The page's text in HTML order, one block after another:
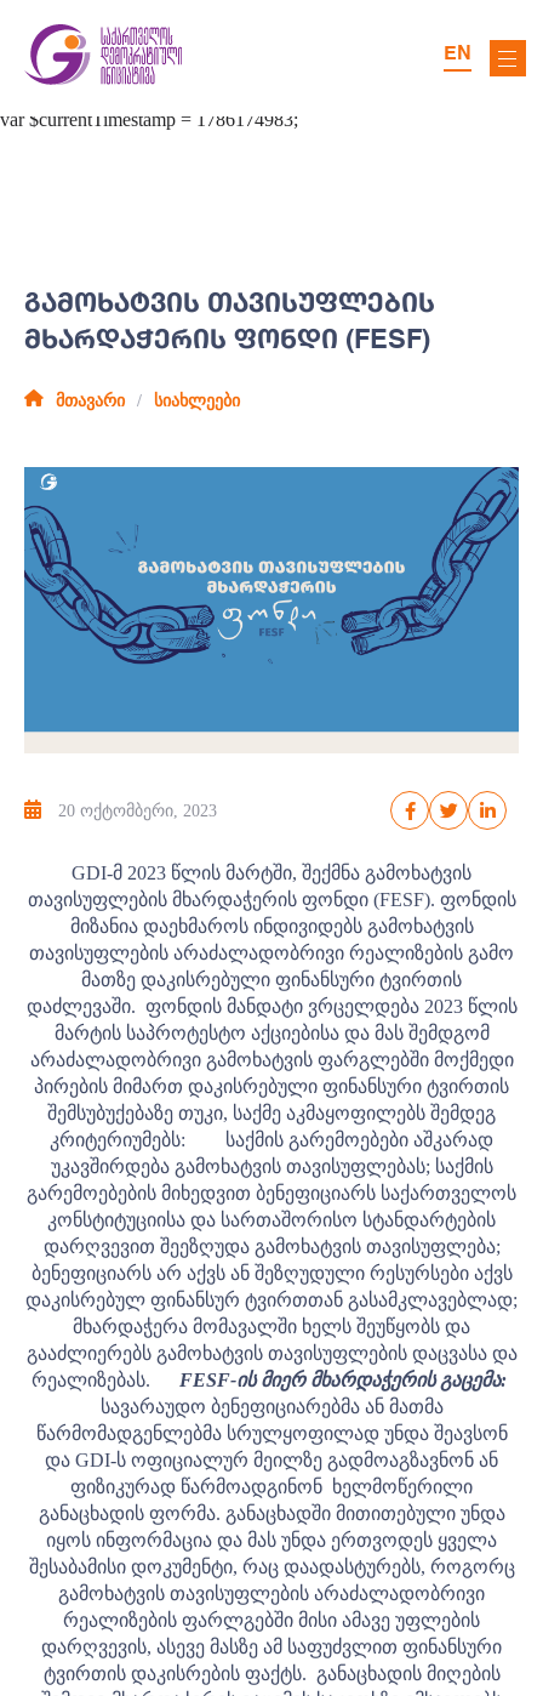
EN
ᲒᲐᲛᲝᲮᲐᲢᲕᲘᲡ ᲗᲐᲕᲘᲡᲣᲤᲚᲔᲑᲘᲡ
ᲛᲮᲐᲠᲓᲐᲭᲔᲠᲘᲡ ᲤᲝᲜᲓᲘ (FESF)
მთავარი სიახლეები
20 ოქტომბერი, 2023
GDI-მ 2023 წლის მარტში, შექმნა გამოხატვის
თავისუფლების მხარდაჭერის ფონდი (FESF). ფონდის
მიზანია დაეხმაროს ინდივიდებს გამოხატვის
თავისუფლების არაძალადობრივი რეალიზების გამო
მათზე დაკისრებული ფინანსური ტვირთის
დაძლევაში. ფონდის მანდატი ვრცელდება 2023 წლის
მარტის საპროტესტო აქციებისა და მას შემდგომ
არაძალადობრივი გამოხატვის ფარგლებში მოქმედი
პირების მიმართ დაკისრებული ფინანსური ტვირთის
შემსუბუქებაზე თუკი, საქმე აკმაყოფილებს შემდეგ
კრიტერიუმებს:
საქმის გარემოებები აშკარად
უკავშირდება გამოხატვის თავისუფლებას; საქმის
გარემოებების მიხედვით ბენეფიციარს საქართველოს
კონსტიტუციისა და სართაშორისო სტანდარტების
დარღვევით შეეზღუდა გამოხატვის თავისუფლება;
ბენეფიციარს არ აქვს ან შეზღუდული რესურსები აქვს
დაკისრებულ ფინანსურ ტვირთთან გასამკლავებლად;
მხარდაჭერა მომავალში ხელს შეუწყობს და
გააძლიერებს გამოხატვის თავისუფლების დაცვასა და
რეალიზებას.
FESF-ის მიერ მხარდაჭერის გაცემა:
სავარაუდო ბენეფიციარებმა ან მათმა
წარმომადგენლებმა სრულყოფილად უნდა შეავსონ
და GDI-ს ოფიციალურ მეილზე გადმოაგზავნონ ან
ფიზიკურად წარმოადგინონ ხელმოწერილი
განაცხადის ფორმა. განაცხადში მითითებული უნდა
იყოს ინფორმაცია და მას უნდა ერთვოდეს ყველა
შესაბამისი დოკუმენტი, რაც დაადასტურებს, როგორც
გამოხატვის თავისუფლების არაძალადობრივი
რეალიზების ფარლგებში მისი ამავე უფლების
დარღვევის, ასევე მასზე ამ საფუძვლით ფინანსური
ტვირთის დაკისრების ფაქტს. განაცხადის მიღების